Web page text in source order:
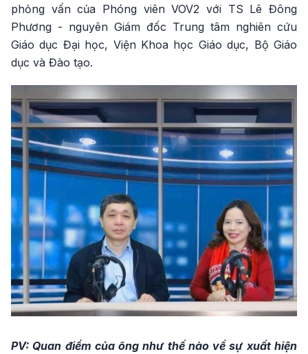
phỏng vấn của Phóng viên VOV2 với TS Lê Đông
Phương - nguyên Giám đốc Trung tâm nghiên cứu
Giáo dục Đại học, Viện Khoa học Giáo dục, Bộ Giáo
dục và Đào tạo.
PV: Quan điểm của ông như thế nào về sự xuất hiện